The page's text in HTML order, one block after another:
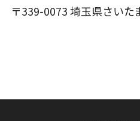
〒339-0073 埼玉県さい